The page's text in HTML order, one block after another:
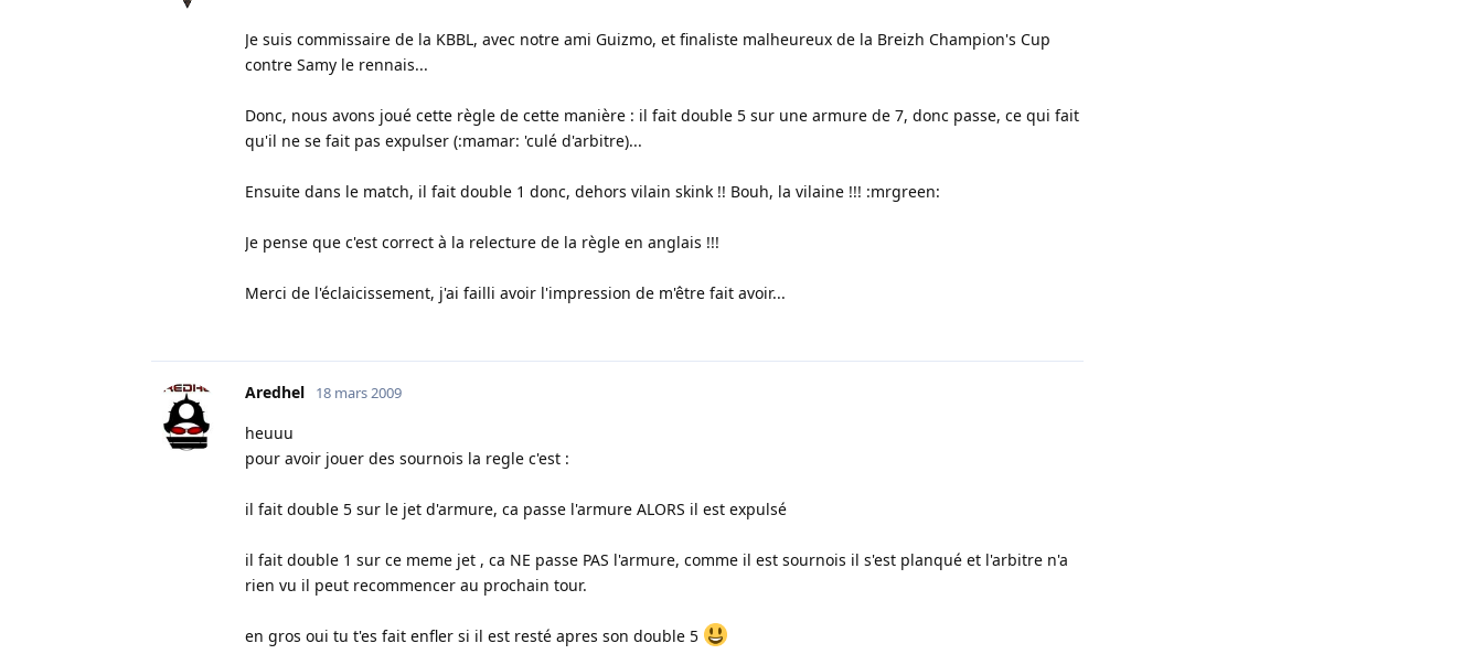
Je suis commissaire de la KBBL, avec notre ami Guizmo, et finaliste malheureux de la Breizh Champion's Cup
contre Samy le rennais...
Donc, nous avons joué cette règle de cette manière : il fait double 5 sur une armure de 7, donc passe, ce qui fait
qu'il ne se fait pas expulser (:mamar: 'culé d'arbitre)...
Ensuite dans le match, il fait double 1 donc, dehors vilain skink !! Bouh, la vilaine !!! :mrgreen:
Je pense que c'est correct à la relecture de la règle en anglais !!!
Merci de l'éclaicissement, j'ai failli avoir l'impression de m'être fait avoir...
Aredhel 18 mars 2009
heuuu
pour avoir jouer des sournois la regle c'est :
il fait double 5 sur le jet d'armure, ca passe l'armure ALORS il est expulsé
il fait double 1 sur ce meme jet , ca NE passe PAS l'armure, comme il est sournois il s'est planqué et l'arbitre n'a
rien vu il peut recommencer au prochain tour.
en gros oui tu t'es fait enfler si il est resté apres son double 5